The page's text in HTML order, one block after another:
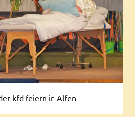
kfd feiern in Alfen